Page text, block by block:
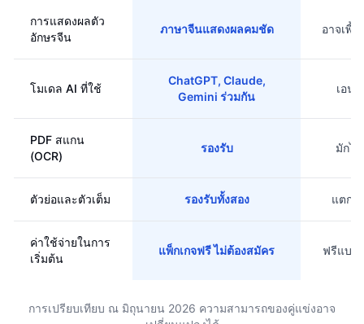
การแสดงผลตัว
อักษรจีน
ภาษาจีนแสดงผลคมชัด อาจเพี้
โมเดล AI ที่ใช้
ChatGPT, Claude,
Gemini ร่วมกัน
เอน
PDF สแกน
(OCR)
รองรับ มักไ
ตัวย่อและตัวเต็ม รองรับทั้งสอง แตกต่
ค่าใช้จ่ายในการ
เริ่มต้น
แพ็กเกจฟรี ไม่ต้องสมัคร ฟรีแบบ
การเปรียบเทียบ ณ มิถุนายน 2026 ความสามารถของคู่แข่งอาจ